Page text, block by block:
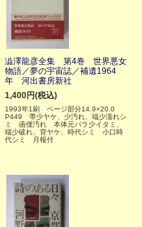
澁澤龍彦全集 第4巻 世界悪女
物語／夢の宇宙誌／補遺1964
年 河出書房新社
1,400円(税込)
1993年1刷 ページ部分14.9×20.0
P449 帯少ヤケ、少汚れ、端少濡れシ
ミ 函僅汚れ 本体元パラ少イタミ、
端少破れ、背ヤケ、時代シミ 小口時
代シミ 月報付